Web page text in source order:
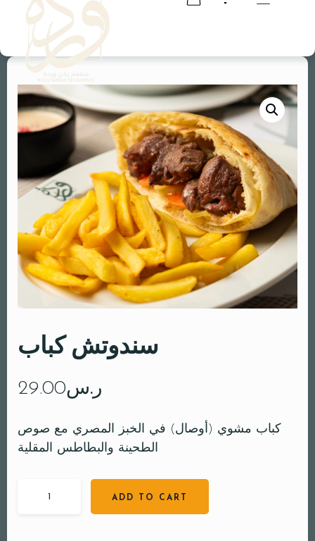
RESERVATION
RESERVATION
سندوتش كباب
ر.س29.00
كباب مشوي (أوصال) في الخبز المصري مع صوص
الطحينة والبطاطس المقلية
ADD TO CART